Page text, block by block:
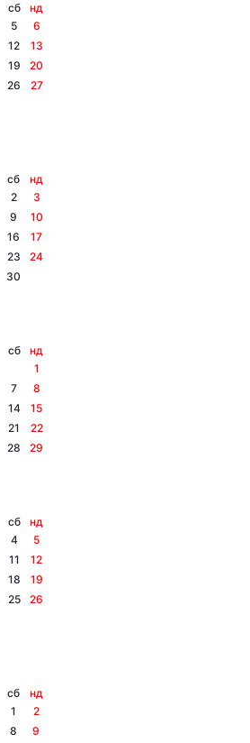
сб
нд
5
6
12
13
19
20
26
27
сб
нд
2
3
9
10
16
17
23
24
30
сб
нд
1
7
8
14
15
21
22
28
29
сб
нд
4
5
11
12
18
19
25
26
сб
нд
1
2
8
9